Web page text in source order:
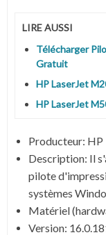
LIRE AUSSI
Télécharger
Gratuit
HP LaserJet
HP LaserJet
Producteur: HP
Description: Il
pilote
systèmes
Matériel
Version: